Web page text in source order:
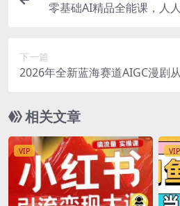
零基础AI精品全能课，人
下一篇
2026年全新蓝海赛道AIGC漫剧
相关文章
VIP VIP